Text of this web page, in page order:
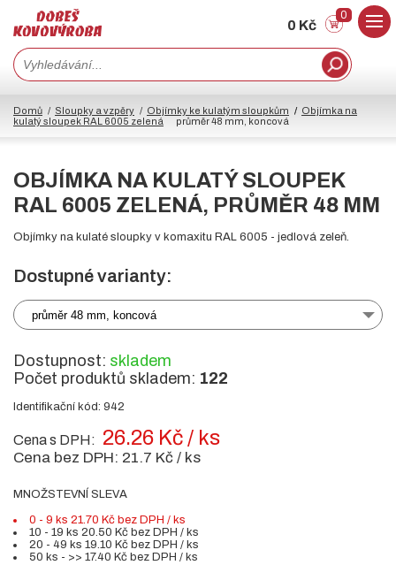
0 Kč
0
Domů Sloupky a vzpěry Objímky ke kulatým sloupkům
Objímka na
kulatý sloupek RAL 6005 zelená
průměr 48 mm, koncová
OBJÍMKA NA KULATÝ SLOUPEK
RAL 6005 ZELENÁ, PRŮMĚR 48 MM
Objímky na kulaté sloupky v komaxitu RAL 6005 - jedlová zeleň.
Dostupné varianty:
průměr 48 mm, koncová
Dostupnost: skladem
Počet produktů skladem: 122
Identifikační kód: 942
Cena s DPH: 26.26 Kč / ks
Cena bez DPH: 21.7 Kč / ks
MNOŽSTEVNÍ SLEVA
0 - 9 ks 21.70 Kč bez DPH / ks
10 - 19 ks 20.50 Kč bez DPH / ks
20 - 49 ks 19.10 Kč bez DPH / ks
50 ks - >> 17.40 Kč bez DPH / ks